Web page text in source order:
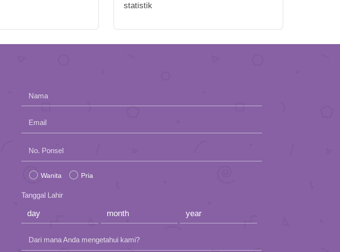
statistik
Nama
Email
Please
field
empty.
No. Ponsel
Wanita Pria
Tanggal Lahir
Dari mana Anda mengetahui kami?